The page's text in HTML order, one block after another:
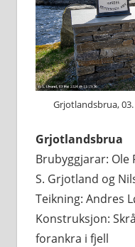
Grjotlandsbrua,
Grjotlandsbrua
Brubyggjarar: Ole
S. Grjotland og
Teikning: Andres
Konstruksjon:
forankra i fjell